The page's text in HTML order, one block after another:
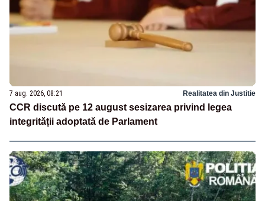
7 aug. 2026, 08:21 Realitatea din Justitie
CCR discută pe 12 august sesizarea privind legea
integrității adoptată de Parlament